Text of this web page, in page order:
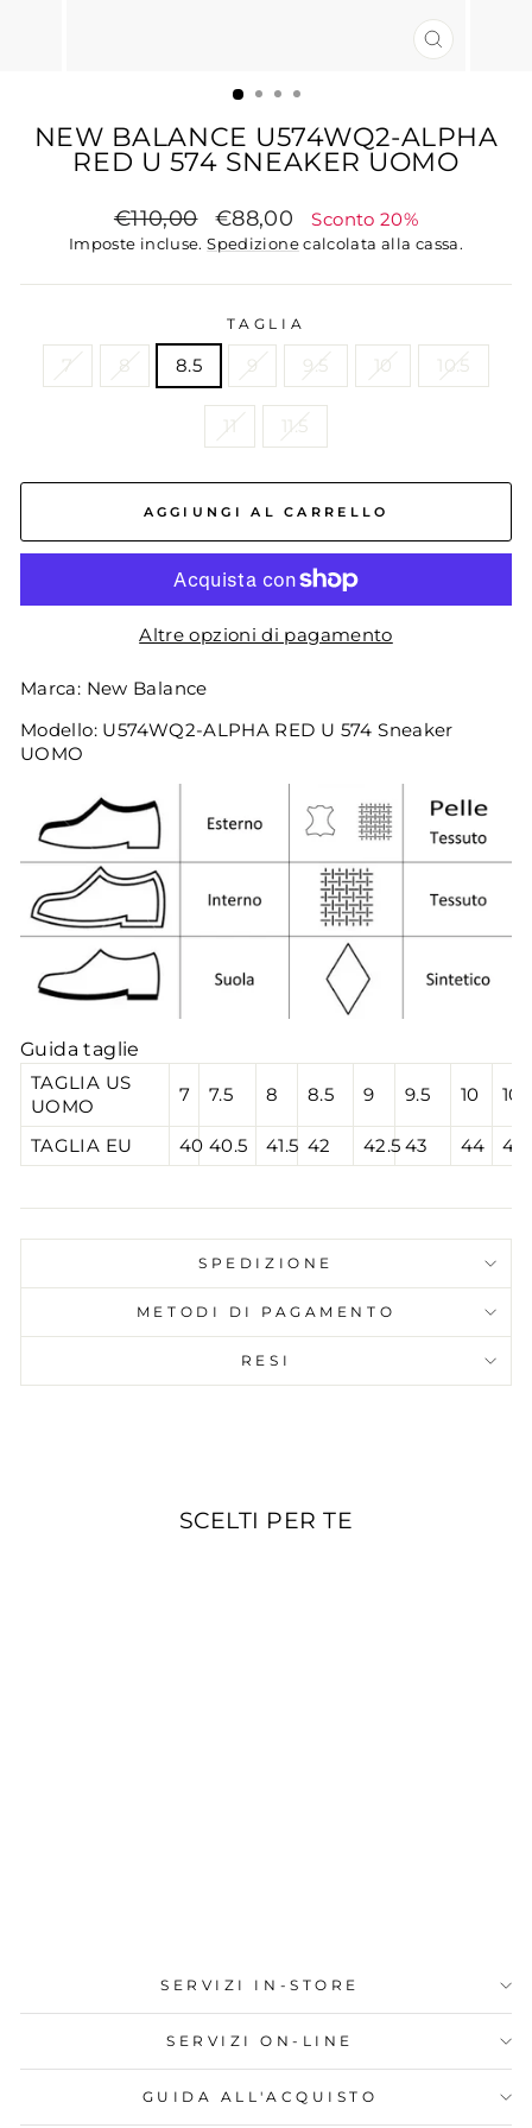
CHIUDI
NEW BALANCE U574WQ2-ALPHA
RED U 574 SNEAKER UOMO
Prezzo
di
€110,00
Prezzo
scontato
€88,00 Sconto 20%
Imposte incluse.Spedizionecalcolata alla cassa.
TAGLIA
7 8 8.5 9 9.5 10 10.5
11 11.5
AGGIUNGI AL CARRELLO
Altre opzioni di pagamento
Marca: New Balance
Modello: U574WQ2-ALPHA RED U 574 Sneaker
UOMO
Guida taglie
TAGLIA US
UOMO
7 7.5 8 8.5 9 9.5 10
TAGLIA EU 40 40.5 41.5 42 42.5 43 44
SPEDIZIONE
METODI DI PAGAMENTO
RESI
SCELTI PER TE
SERVIZI IN-STORE
SERVIZI ON-LINE
GUIDA ALL'ACQUISTO